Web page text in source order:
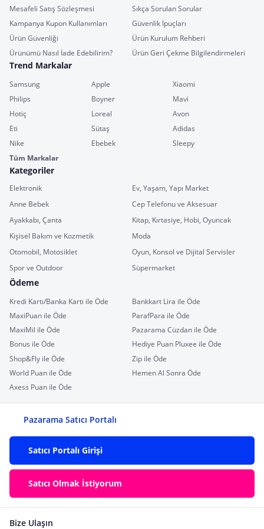
Mesafeli Satış Sözleşmesi
Sıkça Sorulan Sorular
Kampanya Kupon Kullanımları
Güvenlik İpuçları
Ürün Güvenliği
Ürün Kurulum Rehberi
Ürünümü Nasıl İade Edebilirim?
Ürün Geri Çekme Bilgilendirmeleri
Trend Markalar
Samsung Apple
Xiaomi
Philips
Boyner
Mavi
Hotiç
Loreal
Avon
Eti
Sütaş
Adidas
Nike
Ebebek
Sleepy
Tüm Markalar
Kategoriler
Elektronik
Ev, Yaşam, Yapı Market
Anne Bebek
Cep Telefonu ve Aksesuar
Ayakkabı, Çanta
Kitap, Kırtasiye, Hobi, Oyuncak
Kişisel Bakım ve Kozmetik
Moda
Otomobil, Motosiklet
Oyun, Konsol ve Dijital Servisler
Spor ve Outdoor
Süpermarket
Ödeme
Kredi Kartı/Banka Kartı ile Öde
Bankkart Lira ile Öde
MaxiPuan ile Öde
ParafPara ile Öde
MaxiMil ile Öde
Pazarama Cüzdan ile Öde
Bonus ile Öde
Hediye Puan Pluxee ile Öde
Shop&Fly ile Öde
Zip ile Öde
World Puan ile Öde
Hemen Al Sonra Öde
Axess Puan ile Öde
Pazarama Satıcı Portalı
Satıcı Portalı Girişi
Satıcı Olmak İstiyorum
Bize Ulaşın